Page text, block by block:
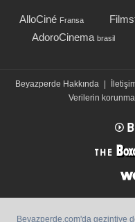
AlloCiné Fransa
AdoroCinema brasil
Beyazperde Hakkında
Verilerin
Beyazperde.com'da gezintiye